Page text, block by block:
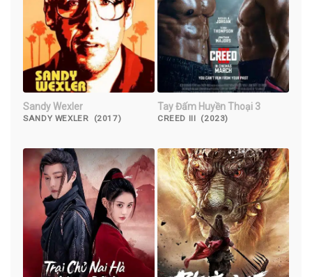
Sandy Wexler
SANDY WEXLER (2017)
Tay Đấm Huyền Thoại 3
CREED III (2023)